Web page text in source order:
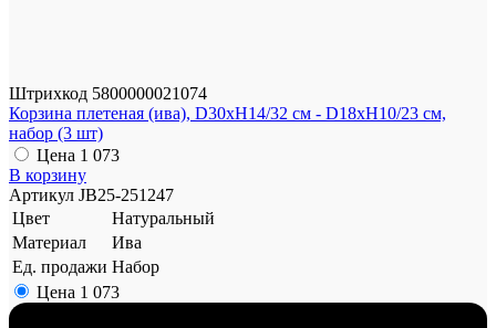
Штрихкод 5800000021074
Корзина плетеная (ива), D30xH14/32 см - D18xH10/23 см,
набор (3 шт)
Цена 1 073
В корзину
Артикул JB25-251247
Цвет
Натуральный
Материал
Ива
Ед. продажи Набор
Цена 1 073